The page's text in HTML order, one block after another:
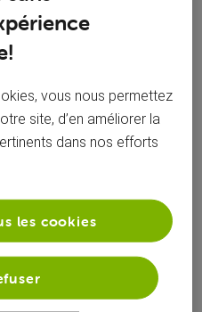
vous nous permettez
site, d’en améliorer la
dans nos efforts
les cookies